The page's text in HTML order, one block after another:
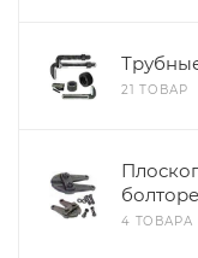
21 ТОВАР
4 ТОВАРА